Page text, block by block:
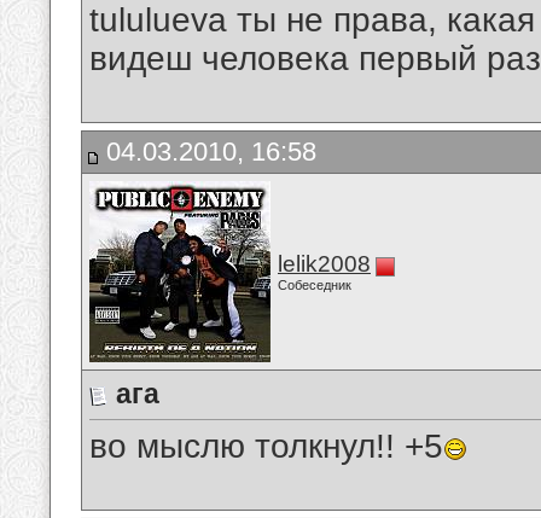
tululueva ты не права,
видеш человека первый раз
04.03.2010, 16:58
lelik2008
Собеседник
ага
во мыслю толкнул!! +5